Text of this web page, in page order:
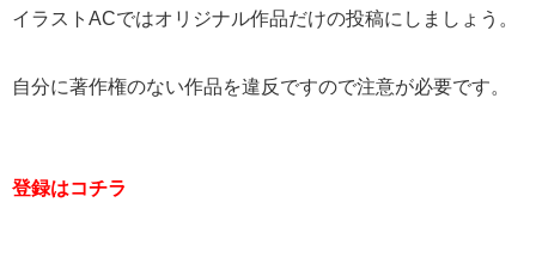
イラストACではオリジナル作品だけの投稿にしましょう。
自分に著作権のない作品を違反ですので注意が必要です。
登録はコチラ